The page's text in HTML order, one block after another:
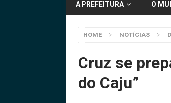
A PREFEITURA O
HOME NOTÍCIAS
Cruz se
do Caju”